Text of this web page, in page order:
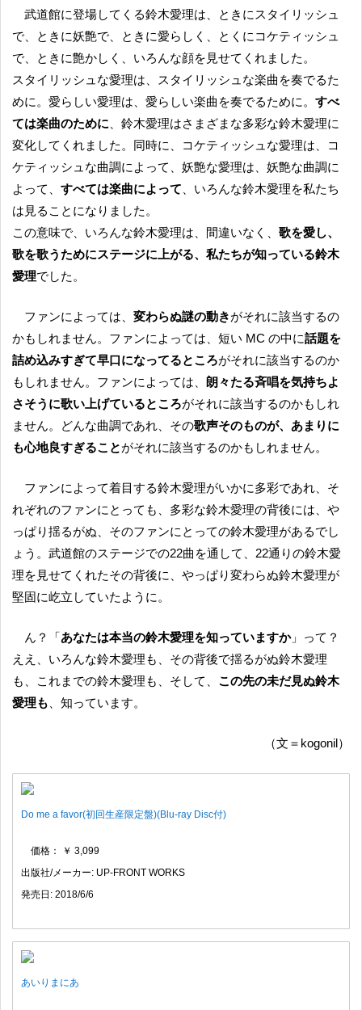
武道館に登場してくる鈴木愛理は、ときにスタイリッシュ
で、ときに妖艶で、ときに愛らしく、とくにコケティッシュ
で、ときに艶かしく、いろんな顔を見せてくれました。
スタイリッシュな愛理は、スタイリッシュな楽曲を奏でるた
めに。愛らしい愛理は、愛らしい楽曲を奏でるために。 すべ
ては楽曲のために 、鈴木愛理はさまざまな多彩な鈴木愛理に
変化してくれました。同時に、コケティッシュな愛理は、コ
ケティッシュな曲調によって、妖艶な愛理は、妖艶な曲調に
よって、 すべては楽曲によって 、いろんな鈴木愛理を私たち
は見ることになりました。
この意味で、いろんな鈴木愛理は、間違いなく、 歌を愛し、
歌を歌うためにステージに上がる、私たちが知っている鈴木
愛理でした。
ファンによっては、変わらぬ謎の動きがそれに該当するの
かもしれません。ファンによっては、短い MC の中に話題を
詰め込みすぎて早口になってるところがそれに該当するのか
もしれません。ファンによっては、 朗々たる斉唱を気持ちよ
さそうに歌い上げているところがそれに該当するのかもしれ
ません。どんな曲調であれ、その歌声そのものが、あまりに
も心地良すぎることがそれに該当するのかもしれません。
ファンによって着目する鈴木愛理がいかに多彩であれ、そ
れぞれのファンにとっても、多彩な鈴木愛理の背後には、や
っぱり揺るがぬ、そのファンにとっての鈴木愛理があるでし
ょう。武道館のステージでの22曲を通して、22通りの鈴木愛
理を見せてくれたその背後に、やっぱり変わらぬ鈴木愛理が
堅固に屹立していたように。
ん？「あなたは本当の鈴木愛理を知っていますか」って？
ええ、いろんな鈴木愛理も、その背後で揺るがぬ鈴木愛理
も、これまでの鈴木愛理も、そして、 この先の未だ見ぬ鈴木
愛理も 、知っています。
（文＝kogonil）
Do me a favor(初回生産限定盤)(Blu-ray Disc付)
価格： ￥ 3,099
出版社/メーカー: UP-FRONT WORKS
発売日: 2018/6/6
あいりまにあ